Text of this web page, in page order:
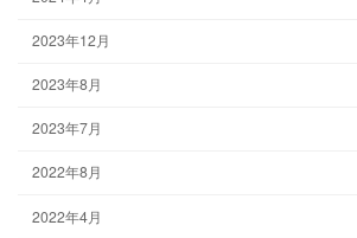
2023年12月
2023年8月
2023年7月
2022年8月
2022年4月